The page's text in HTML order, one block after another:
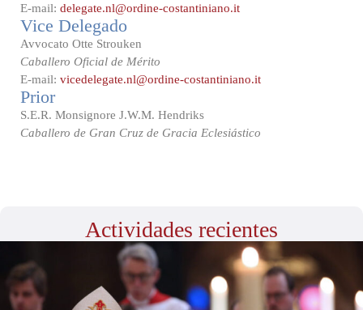
E-mail: delegate.nl@ordine-costantiniano.it
Vice Delegado
Avvocato Otte Strouken
Caballero Oficial de Mérito
E-mail: vicedelegate.nl@ordine-costantiniano.it
Prior
S.E.R. Monsignore J.W.M. Hendriks
Caballero de Gran Cruz de Gracia Eclesiástico
Actividades recientes